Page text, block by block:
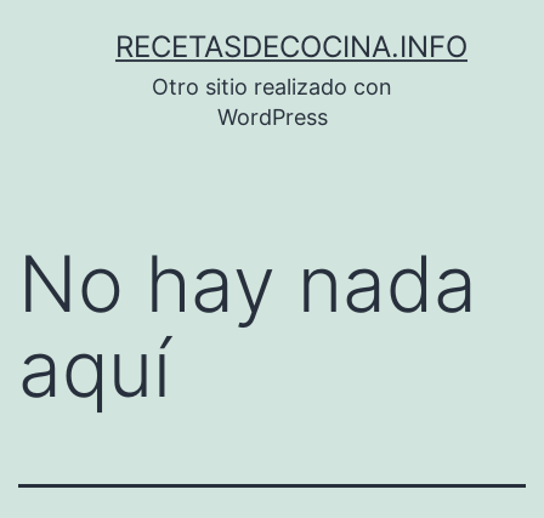
RECETASDECOCINA.INFO
Otro sitio realizado con
WordPress
No hay nada
aquí